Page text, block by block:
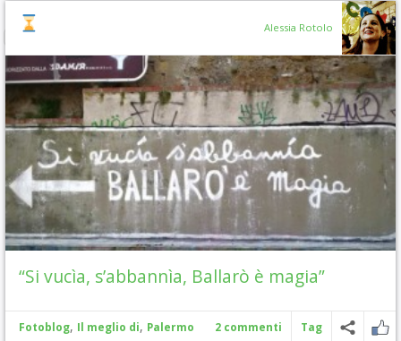
Alessia Rotolo
“Si vucìa, s’abbannìa, Ballarò è magia”
Fotoblog, Il meglio di, Palermo 2 commenti Tag